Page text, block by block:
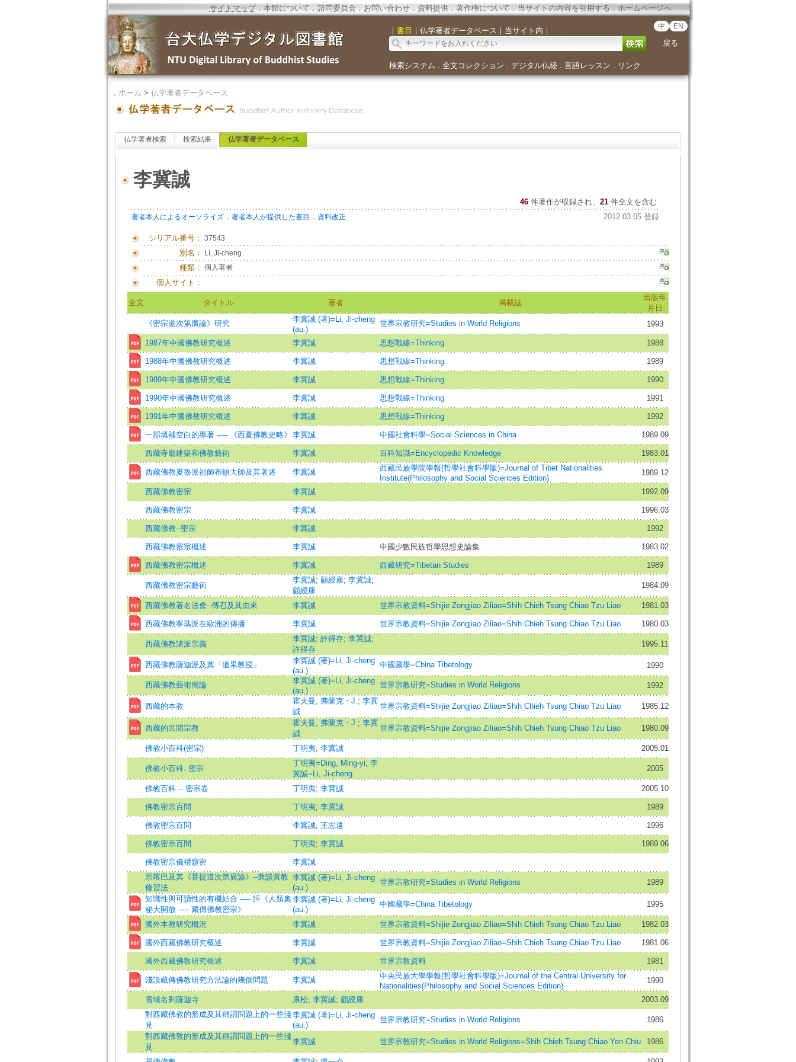
サイトマップ．本館について．諮問委員会． お問い合わせ． 資料提供．著作権について．当サイトの内容を引用する．ホームページへ
｜ 書目 ｜ 仏学著者データベース ｜ 当サイト内 ｜ 中 EN
戻る
検索システム ． 全文コレクション ． デジタル仏経． 言語レッスン ． リンク
． ホーム > 仏学著者データベース
仏学著者検索 検索結果 仏学著者データベース
李冀誠
46 件著作が収録され、 21件全文を含む
著者本人によるオーソライズ． 著者本人が提供した書目 ． 資料改正 2012.03.05 登録
シリアル番号： 37543
別名： Li, Ji-cheng
種類： 個人著者
個人サイト：
全文 タイトル 著者 掲載誌
出版年
月日
《密宗道次第廣論》研究
李冀誠 (著)=Li, Ji-cheng
(au.)
世界宗教研究=Studies in World Religions 1993
1987年中國佛教研究概述 李冀誠 思想戰線=Thinking 1988
1988年中國佛教研究概述 李冀誠 思想戰線=Thinking 1989
1989年中國佛教研究概述 李冀誠 思想戰線=Thinking 1990
1990年中國佛教研究概述 李冀誠 思想戰線=Thinking 1991
1991年中國佛教研究概述 李冀誠 思想戰線=Thinking 1992
一部填補空白的專著 ── 《西夏佛教史略》 李冀誠 中國社會科學=Social Sciences in China 1989.09
西藏寺廟建築和佛教藝術 李冀誠 百科知識=Encyclopedic Knowledge 1983.01
西藏佛教夏魯派祖師布頓大師及其著述 李冀誠
西藏民族學院學報(哲學社會科學版)=Journal of Tibet Nationalities
Institute(Philosophy and Social Sciences Edition)
1989.12
西藏佛教密宗 李冀誠 1992.09
西藏佛教密宗 李冀誠 1996.03
西藏佛教--密宗 李冀誠 1992
西藏佛教密宗概述 李冀誠 中國少數民族哲學思想史論集 1983.02
西藏佛教密宗概述 李冀誠 西藏研究=Tibetan Studies 1989
西藏佛教密宗藝術
李冀誠; 顧綬康; 李冀誠;
顧綬康
1984.09
西藏佛教著名法會--傳召及其由來 李冀誠 世界宗教資料=Shijie Zongjiao Ziliao=Shih Chieh Tsung Chiao Tzu Liao 1981.03
西藏佛教寧瑪派在歐洲的傳播 李冀誠 世界宗教資料=Shijie Zongjiao Ziliao=Shih Chieh Tsung Chiao Tzu Liao 1980.03
西藏佛教諸派宗義
李冀誠; 許得存; 李冀誠;
許得存
1995.11
西藏佛教薩迦派及其「道果教授」
李冀誠 (著)=Li, Ji-cheng
(au.)
中國藏學=China Tibetology 1990
西藏佛教藝術簡論
李冀誠 (著)=Li, Ji-cheng
(au.)
世界宗教研究=Studies in World Religions 1992
西藏的本教
霍夫曼, 弗蘭克・J.; 李冀
誠
世界宗教資料=Shijie Zongjiao Ziliao=Shih Chieh Tsung Chiao Tzu Liao 1985.12
西藏的民間宗教
霍夫曼, 弗蘭克・J.; 李冀
誠
世界宗教資料=Shijie Zongjiao Ziliao=Shih Chieh Tsung Chiao Tzu Liao 1980.09
佛教小百科(密宗) 丁明夷; 李冀誠 2005.01
佛教小百科. 密宗
丁明夷=Ding, Ming-yi; 李
冀誠=Li, Ji-cheng
2005
佛教百科 -- 密宗卷 丁明夷; 李冀誠 2005.10
佛教密宗百問 丁明夷; 李冀誠 1989
佛教密宗百問 李冀誠; 王志遠 1996
佛教密宗百問 丁明夷; 李冀誠 1989.06
佛教密宗儀禮窺密
李冀誠
宗喀巴及其《菩提道次第廣論》--兼談黃教
修習法
李冀誠 (著)=Li, Ji-cheng
(au.)
世界宗教研究=Studies in World Religions
1989
知識性與可讀性的有機結合 ── 評《人類奧
秘大開放 ── 藏傳佛教密宗》
李冀誠 (著)=Li, Ji-cheng
(au.)
中國藏學=China Tibetology 1995
國外本教研究概況 李冀誠 世界宗教資料=Shijie Zongjiao Ziliao=Shih Chieh Tsung Chiao Tzu Liao 1982.03
國外西藏佛教研究概述 李冀誠 世界宗教資料=Shijie Zongjiao Ziliao=Shih Chieh Tsung Chiao Tzu Liao 1981.06
國外西藏佛敎研究概述 李冀誠 世界宗敎資料 1981
淺談藏傳佛教研究方法論的幾個問題 李冀誠
中央民族大學學報(哲學社會科學版)=Journal of the Central University for
Nationalities(Philosophy and Social Sciences Edition)
1990
雪域名剎薩迦寺 康松; 李冀誠; 顧綬康
2003.09
對西藏佛教的形成及其稱謂問題上的一些淺
見
李冀誠 (著)=Li, Ji-cheng
(au.)
世界宗教研究=Studies in World Religions
1986
對西藏佛敎的形成及其稱謂問題上的一些淺
見
李冀誠 世界宗敎研究=Studies in World Religions=Shih Chieh Tsung Chiao Yen Chiu 1986